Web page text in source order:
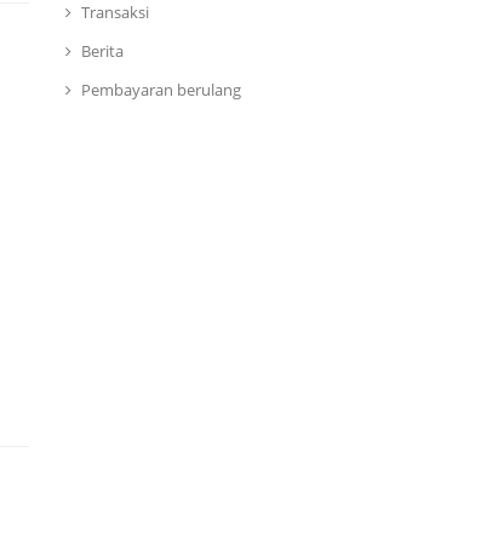
Transaksi
Berita
Pembayaran berulang